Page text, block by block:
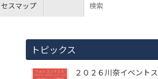
スマップ
トピックス
２０２６川奈イベントス